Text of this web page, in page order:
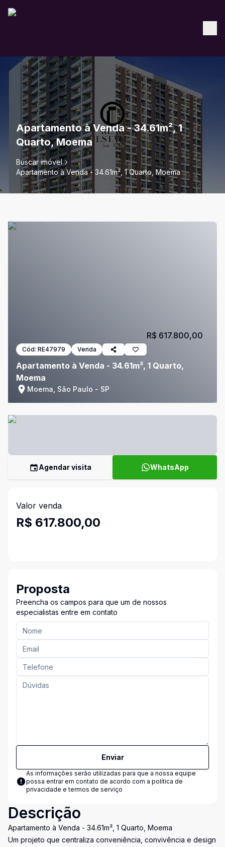
Apartamento à Venda - 34.61m², 1
Quarto, Moema
Buscar imóvel
Apartamento à Venda - 34.61m², 1 Quarto, Moema
Cód: RE47979 Venda
Apartamento à Venda - 34.61m², 1 Quarto,
Moema
Moema, São Paulo - SP
R$ 617.800,00
Agendar visita WhatsApp
Valor venda
R$ 617.800,00
Proposta
Preencha os campos para que um de nossos
especialistas entre em contato
Enviar
As informações serão utilizadas para que a nossa equipe
possa entrar em contato de acordo com a política de
privacidade e termos de serviço
Descrição
Apartamento à Venda - 34.61m², 1 Quarto, Moema
Um projeto que centraliza conveniência, convivência e design